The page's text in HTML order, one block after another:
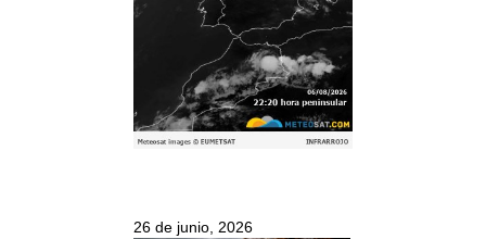
26 de junio, 2026